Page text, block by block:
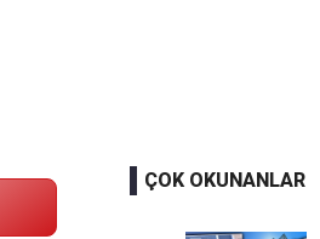
ÇOK OKUNANLAR